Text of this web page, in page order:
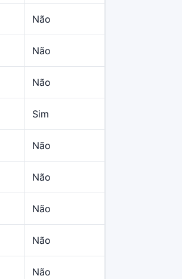
Não
Não
Não
Sim
Não
Não
Não
Não
Não